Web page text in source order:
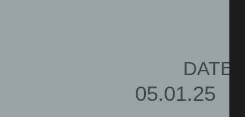
DATE
05.01.25